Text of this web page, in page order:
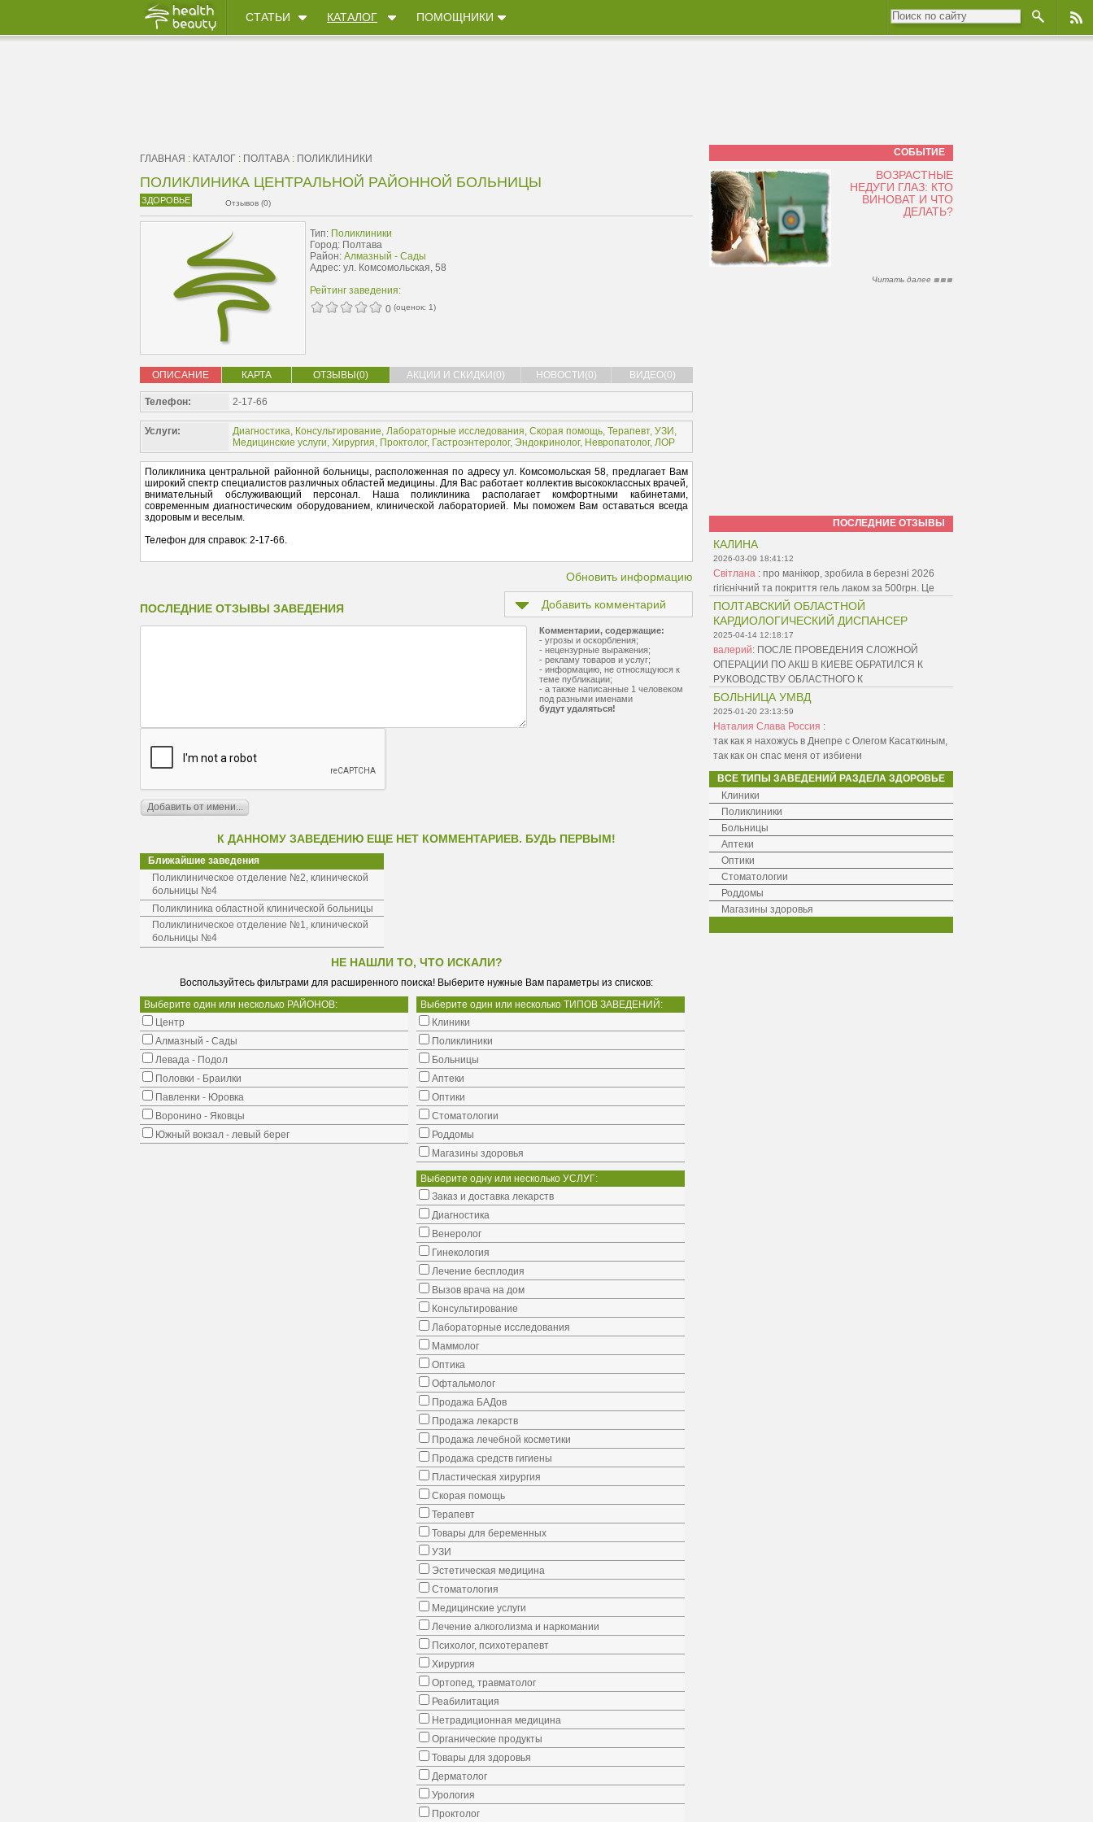
СТАТЬИ КАТАЛОГ ПОМОЩНИКИ
ГЛАВНАЯ : КАТАЛОГ : ПОЛТАВА : ПОЛИКЛИНИКИ
ПОЛИКЛИНИКА ЦЕНТРАЛЬНОЙ РАЙОННОЙ БОЛЬНИЦЫ
ЗДОРОВЬЕ Отзывов (0)
Тип: Поликлиники
Город: Полтава
Район: Алмазный - Сады
Адрес: ул. Комсомольская, 58
Рейтинг заведения:
0 (оценок: 1)
ОПИСАНИЕ КАРТА ОТЗЫВЫ(0) АКЦИИ И СКИДКИ(0) НОВОСТИ(0) ВИДЕО(0)
Телефон: 2-17-66
Услуги: Диагностика, Консультирование, Лабораторные исследования, Скорая помощь, Терапевт, УЗИ ,
Медицинские услуги, Хирургия, Проктолог, Гастроэнтеролог, Эндокринолог, Невропатолог, ЛОР
Поликлиника центральной районной больницы, расположенная по адресу ул. Комсомольская 58, предлагает Вам
широкий спектр специалистов различных областей медицины. Для Вас работает коллектив высококлассных врачей,
внимательный обслуживающий персонал. Наша поликлиника располагает комфортными кабинетами,
современным диагностическим оборудованием, клинической лабораторией. Мы поможем Вам оставаться всегда
здоровым и веселым.
Телефон для справок: 2-17-66.
Обновить информацию
ПОСЛЕДНИЕ ОТЗЫВЫ ЗАВЕДЕНИЯ Добавить комментарий
Комментарии, содержащие:
- угрозы и оскорбления;
- нецензурные выражения;
- рекламу товаров и услуг;
- информацию, не относящуюся к
теме публикации;
- а также написанные 1 человеком
под разными именами
будут удаляться!
К ДАННОМУ ЗАВЕДЕНИЮ ЕЩЕ НЕТ КОММЕНТАРИЕВ. БУДЬ ПЕРВЫМ!
Ближайшие заведения
Поликлиническое отделение №2, клинической
больницы №4
Поликлиника областной клинической больницы
Поликлиническое отделение №1, клинической
больницы №4
НЕ НАШЛИ ТО, ЧТО ИСКАЛИ?
Воспользуйтесь фильтрами для расширенного поиска! Выберите нужные Вам параметры из списков:
Выберите один или несколько РАЙОНОВ:
Центр
Алмазный - Сады
Левада - Подол
Половки - Браилки
Павленки - Юровка
Воронино - Яковцы
Южный вокзал - левый берег
Выберите один или несколько ТИПОВ ЗАВЕДЕНИЙ:
Клиники
Поликлиники
Больницы
Аптеки
Оптики
Стоматологии
Роддомы
Магазины здоровья
Выберите одну или несколько УСЛУГ:
Заказ и доставка лекарств
Диагностика
Венеролог
Гинекология
Лечение бесплодия
Вызов врача на дом
Консультирование
Лабораторные исследования
Маммолог
Оптика
Офтальмолог
Продажа БАДов
Продажа лекарств
Продажа лечебной косметики
Продажа средств гигиены
Пластическая хирургия
Скорая помощь
Терапевт
Товары для беременных
УЗИ
Эстетическая медицина
Стоматология
Медицинские услуги
Лечение алкоголизма и наркомании
Психолог, психотерапевт
Хирургия
Ортопед, травматолог
Реабилитация
Нетрадиционная медицина
Органические продукты
Товары для здоровья
Дерматолог
Урология
Проктолог
СОБЫТИЕ
ВОЗРАСТНЫЕ
НЕДУГИ ГЛАЗ: КТО
ВИНОВАТ И ЧТО
ДЕЛАТЬ?
Читать далее
ПОСЛЕДНИЕ ОТЗЫВЫ
КАЛИНА
2026-03-09 18:41:12
Світлана : про манікюр, зробила в березні 2026
гігієнічний та покриття гель лаком за 500грн. Це
ПОЛТАВСКИЙ ОБЛАСТНОЙ
КАРДИОЛОГИЧЕСКИЙ ДИСПАНСЕР
2025-04-14 12:18:17
валерий: ПОСЛЕ ПРОВЕДЕНИЯ СЛОЖНОЙ
ОПЕРАЦИИ ПО АКШ В КИЕВЕ ОБРАТИЛСЯ К
РУКОВОДСТВУ ОБЛАСТНОГО К
БОЛЬНИЦА УМВД
2025-01-20 23:13:59
Наталия Слава Россия :
так как я нахожусь в Днепре с Олегом Касаткиным,
так как он спас меня от избиени
ВСЕ ТИПЫ ЗАВЕДЕНИЙ РАЗДЕЛА ЗДОРОВЬЕ
Клиники
Поликлиники
Больницы
Аптеки
Оптики
Стоматологии
Роддомы
Магазины здоровья